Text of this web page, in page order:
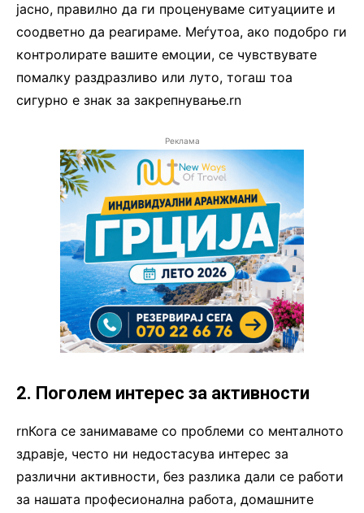
јасно, правилно да ги проценуваме ситуациите и
соодветно да реагираме. Меѓутоа, ако подобро ги
контролирате вашите емоции, се чувствувате
помалку раздразливо или луто, тогаш тоа
сигурно е знак за закрепнување.rn
Реклама
2. Поголем интерес за активности
rnКога се занимаваме со проблеми со менталното
здравје, често ни недостасува интерес за
различни активности, без разлика дали се работи
за нашата професионална работа, домашните